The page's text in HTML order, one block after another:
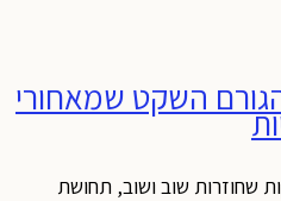
השקט שמאחורי
שחוזרות שוב ושוב, תחושת